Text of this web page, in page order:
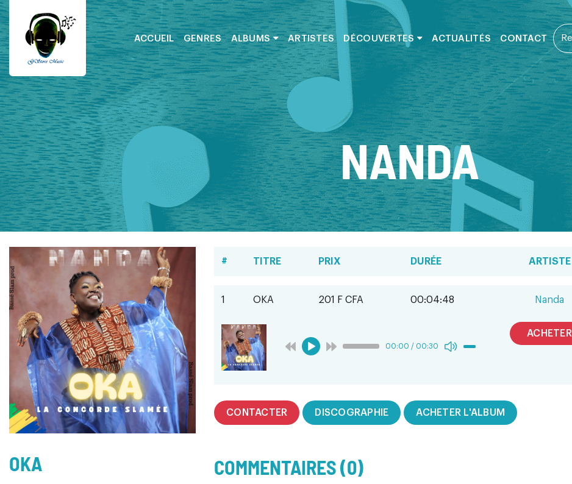
ACCUEIL GENRES ALBUMS ARTISTES DÉCOUVERTES ACTUALITÉS CONTACT
NANDA
OKA
# TITRE PRIX DURÉE ARTISTE
1 OKA 201 F CFA 00:04:48 Nanda
00:00 / 00:30
ACHETER
CONTACTER DISCOGRAPHIE ACHETER L'ALBUM
COMMENTAIRES (0)